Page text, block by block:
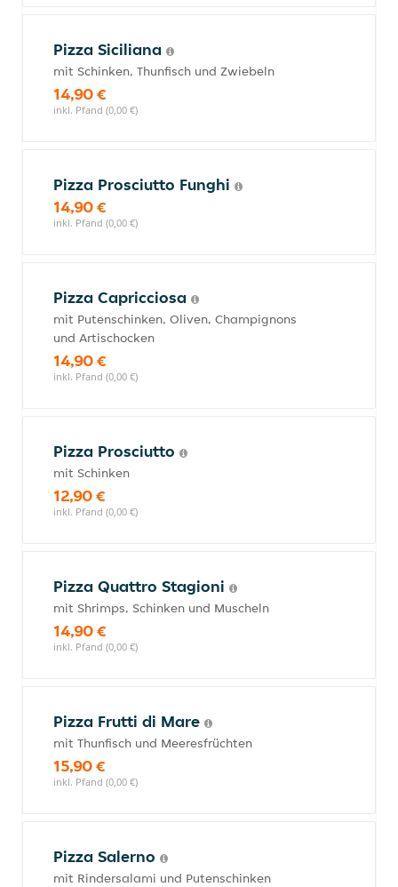
Pizza Siciliana
mit Schinken, Thunfisch und Zwiebeln
14,90 €
inkl. Pfand (0,00 €)
Pizza Prosciutto Funghi
14,90 €
inkl. Pfand (0,00 €)
Pizza Capricciosa
mit Putenschinken, Oliven, Champignons
und Artischocken
14,90 €
inkl. Pfand (0,00 €)
Pizza Prosciutto
mit Schinken
12,90 €
inkl. Pfand (0,00 €)
Pizza Quattro Stagioni
mit Shrimps, Schinken und Muscheln
14,90 €
inkl. Pfand (0,00 €)
Pizza Frutti di Mare
mit Thunfisch und Meeresfrüchten
15,90 €
inkl. Pfand (0,00 €)
Pizza Salerno
mit Rindersalami und Putenschinken